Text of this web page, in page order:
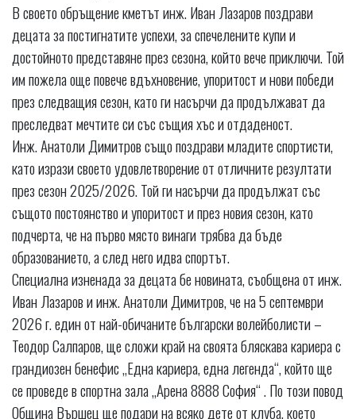
В своето обръщение кметът инж. Иван Лазаров поздрави
децата за постигнатите успехи, за спечелените купи и
достойното представяне през сезона, който вече приключи. Той
им пожела още повече вдъхновение, упоритост и нови победи
през следващия сезон, като ги насърчи да продължават да
преследват мечтите си със същия хъс и отдаденост.
Инж. Анатоли Димитров също поздрави младите спортисти,
като изрази своето удовлетворение от отличните резултати
през сезон 2025/2026. Той ги насърчи да продължат със
същото постоянство и упоритост и през новия сезон, като
подчерта, че на първо място винаги трябва да бъде
образованието, а след него идва спортът.
Специална изненада за децата бе новината, съобщена от инж.
Иван Лазаров и инж. Анатоли Димитров, че на 5 септември
2026 г. един от най-обичаните български волейболисти –
Теодор Салпаров, ще сложи край на своята бляскава кариера с
грандиозен бенефис „Една кариера, една легенда“, който ще
се проведе в спортна зала „Арена 8888 София“ . По този повод
Община Вършец ще подари на всяко дете от клуба, което